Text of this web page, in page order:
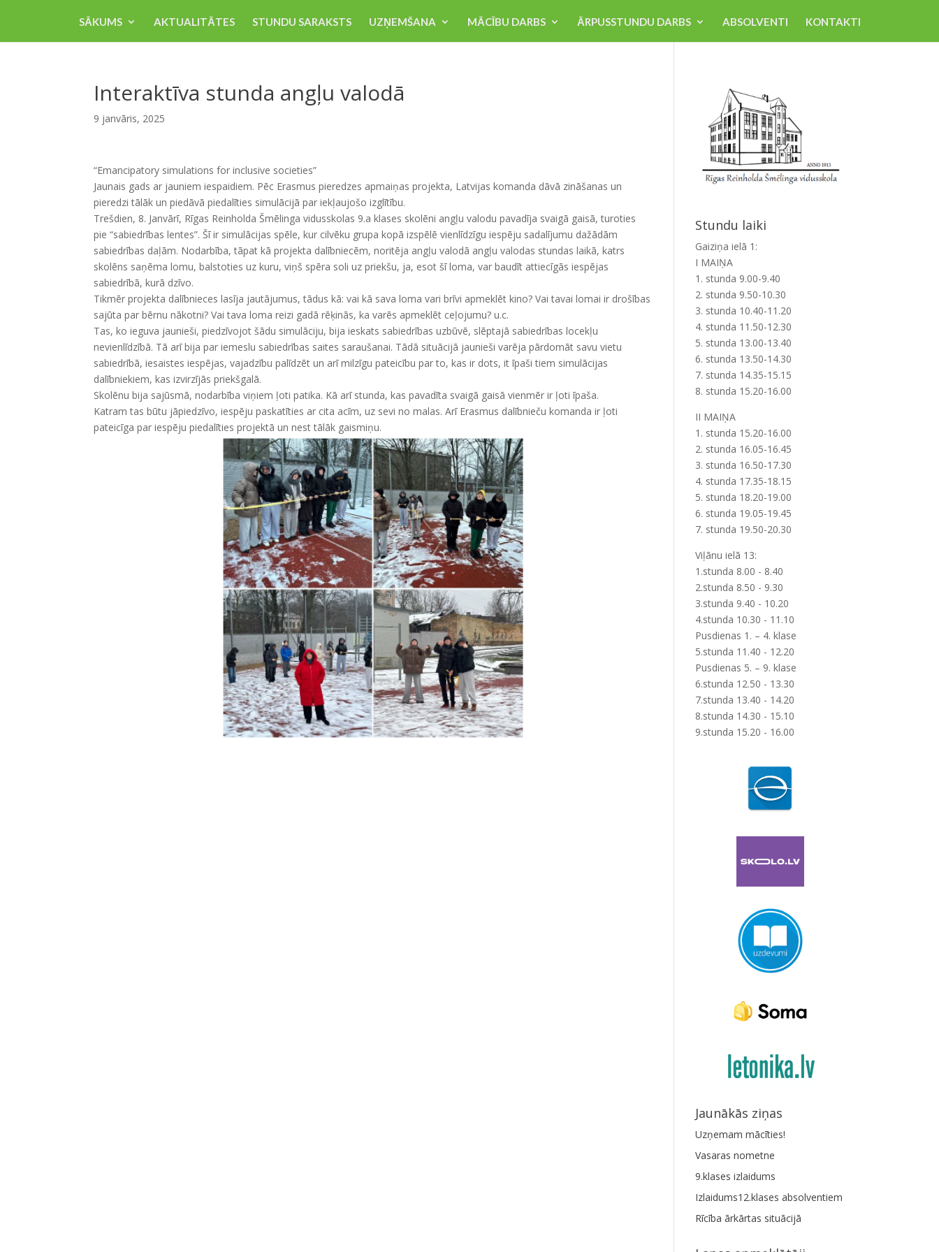
SĀKUMS AKTUALITĀTES STUNDU SARAKSTS UZŅEMŠANA MĀCĪBU DARBS ĀRPUSSTUNDU DARBS ABSOLVENTI KONTAKTI
Interaktīva stunda angļu valodā
9 janvāris, 2025
“Emancipatory simulations for inclusive societies”
Jaunais gads ar jauniem iespaidiem. Pēc Erasmus pieredzes apmaiņas projekta, Latvijas komanda dāvā zināšanas un
pieredzi tālāk un piedāvā piedalīties simulācijā par iekļaujošo izglītību.
Trešdien, 8. Janvārī, Rīgas Reinholda Šmēlinga vidusskolas 9.a klases skolēni angļu valodu pavadīja svaigā gaisā, turoties
pie “sabiedrības lentes”. Šī ir simulācijas spēle, kur cilvēku grupa kopā izspēlē vienlīdzīgu iespēju sadalījumu dažādām
sabiedrības daļām. Nodarbība, tāpat kā projekta dalībniecēm, noritēja angļu valodā angļu valodas stundas laikā, katrs
skolēns saņēma lomu, balstoties uz kuru, viņš spēra soli uz priekšu, ja, esot šī loma, var baudīt attiecīgās iespējas
sabiedrībā, kurā dzīvo.
Tikmēr projekta dalībnieces lasīja jautājumus, tādus kā: vai kā sava loma vari brīvi apmeklēt kino? Vai tavai lomai ir drošības
sajūta par bērnu nākotni? Vai tava loma reizi gadā rēķinās, ka varēs apmeklēt ceļojumu? u.c.
Tas, ko ieguva jaunieši, piedzīvojot šādu simulāciju, bija ieskats sabiedrības uzbūvē, slēptajā sabiedrības locekļu
nevienlīdzībā. Tā arī bija par iemeslu sabiedrības saites saraušanai. Tādā situācijā jaunieši varēja pārdomāt savu vietu
sabiedrībā, iesaistes iespējas, vajadzību palīdzēt un arī milzīgu pateicību par to, kas ir dots, it īpaši tiem simulācijas
dalībniekiem, kas izvirzījās priekšgalā.
Skolēnu bija sajūsmā, nodarbība viņiem ļoti patika. Kā arī stunda, kas pavadīta svaigā gaisā vienmēr ir ļoti īpaša.
Katram tas būtu jāpiedzīvo, iespēju paskatīties ar cita acīm, uz sevi no malas. Arī Erasmus dalībnieču komanda ir ļoti
pateicīga par iespēju piedalīties projektā un nest tālāk gaismiņu.
Stundu laiki
Gaiziņa ielā 1:
I MAIŅA
1. stunda 9.00-9.40
2. stunda 9.50-10.30
3. stunda 10.40-11.20
4. stunda 11.50-12.30
5. stunda 13.00-13.40
6. stunda 13.50-14.30
7. stunda 14.35-15.15
8. stunda 15.20-16.00
II MAIŅA
1. stunda 15.20-16.00
2. stunda 16.05-16.45
3. stunda 16.50-17.30
4. stunda 17.35-18.15
5. stunda 18.20-19.00
6. stunda 19.05-19.45
7. stunda 19.50-20.30
Viļānu ielā 13:
1.stunda 8.00 - 8.40
2.stunda 8.50 - 9.30
3.stunda 9.40 - 10.20
4.stunda 10.30 - 11.10
Pusdienas 1. – 4. klase
5.stunda 11.40 - 12.20
Pusdienas 5. – 9. klase
6.stunda 12.50 - 13.30
7.stunda 13.40 - 14.20
8.stunda 14.30 - 15.10
9.stunda 15.20 - 16.00
Jaunākās ziņas
Uzņemam mācīties!
Vasaras nometne
9.klases izlaidums
Izlaidums12.klases absolventiem
Rīcība ārkārtas situācijā